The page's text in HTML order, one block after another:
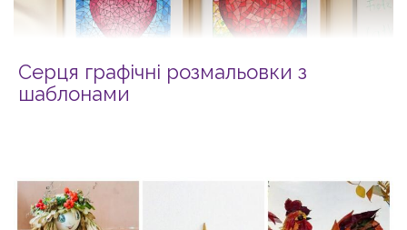
Серця графічні розмальовки з
шаблонами